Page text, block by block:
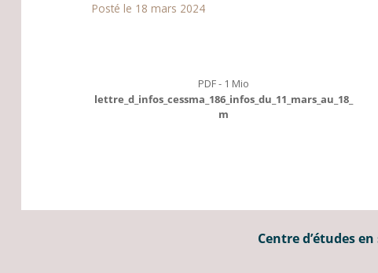
Posté le 18 mars 2024
PDF - 1 Mio
lettre_d_infos_cessma_186_infos_du_11_mars_au_18_
m
Centre d’études